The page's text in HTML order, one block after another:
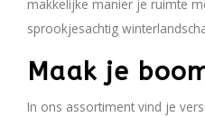
makkelijke manier je ruimte
sprookjesachtig
Maak je
In ons assortiment vind je